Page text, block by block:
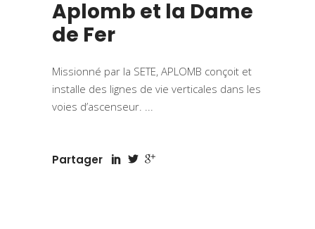
Aplomb et la Dame
de Fer
Missionné par la SETE, APLOMB conçoit et
installe des lignes de vie verticales dans les
voies d’ascenseur.
Partager